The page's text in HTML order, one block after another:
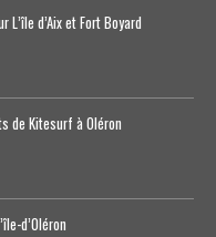
L’île d’Aix et Fort Boyard
de Kitesurf à Oléron
d’0léron